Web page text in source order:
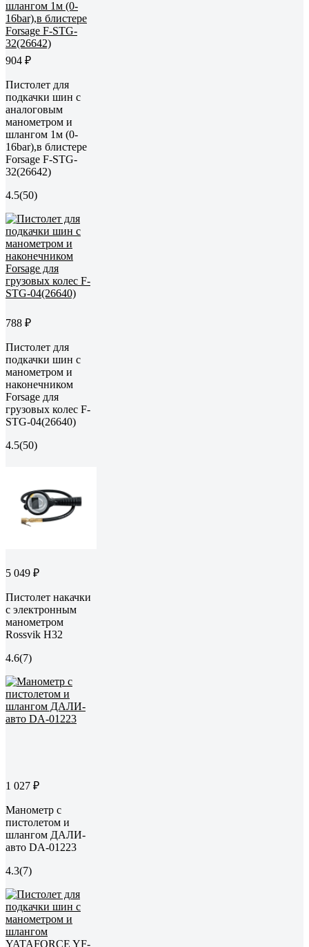
904 ₽
Пистолет для
подкачки шин с
аналоговым
манометром и
шлангом 1м (0-
16bar),в блистере
Forsage F-STG-
32(26642)
4.5(50)
788 ₽
Пистолет для
подкачки шин с
манометром и
наконечником
Forsage для
грузовых колес F-
STG-04(26640)
4.5(50)
5 049 ₽
Пистолет накачки
с электронным
манометром
Rossvik H32
4.6(7)
1 027 ₽
Манометр с
пистолетом и
шлангом ДАЛИ-
авто DA-01223
4.3(7)